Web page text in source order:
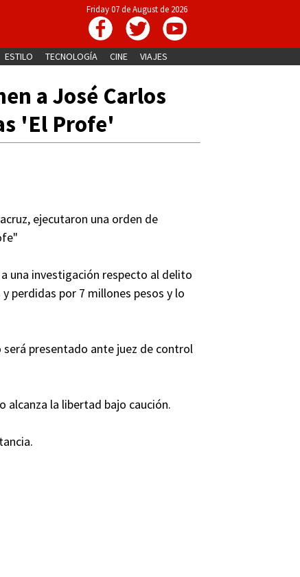
Friday 07 de August de 2026
ESTILO TECNOLOGÍA CINE VIAJES
a José Carlos
'El Profe'
ejecutaron una orden de
una investigación respecto al delito
perdidas por 7 millones pesos y lo
será presentado ante juez de control
alcanza la libertad bajo caución.